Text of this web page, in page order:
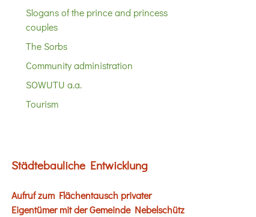
Slogans of the prince and princess
couples
The Sorbs
Community administration
SOWUTU a.a.
Tourism
Städtebauliche Entwicklung
Aufruf zum Flächentausch privater
Eigentümer mit der Gemeinde Nebelschütz